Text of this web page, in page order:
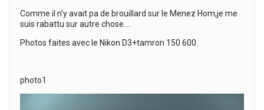
Comme il n’y avait pa de brouillard sur le Menez Hom,je me
suis rabattu sur autre chose….
Photos faites avec le Nikon D3+tamron 150 600
photo1